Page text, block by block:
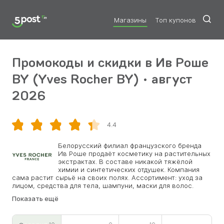
Магазины Топ купонов
Промокоды и скидки в Ив Роше
BY (Yves Rocher BY) • август
2026
4.4
Белорусский филиал французского бренда
Ив Роше продаёт косметику на растительных
экстрактах. В составе никакой тяжёлой
химии и синтетических отдушек. Компания
сама растит сырьё на своих полях. Ассортимент: уход за
лицом, средства для тела, шампуни, маски для волос.
линия. Консультанты в онлайн-чате помогают подобрать
при заказе от определённой суммы. Участники программы
Показать ещё